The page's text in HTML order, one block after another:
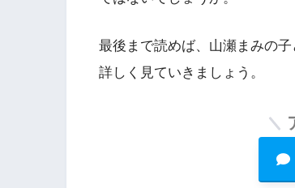
最後まで読めば、山瀬まみの子
詳しく見ていきましょう。